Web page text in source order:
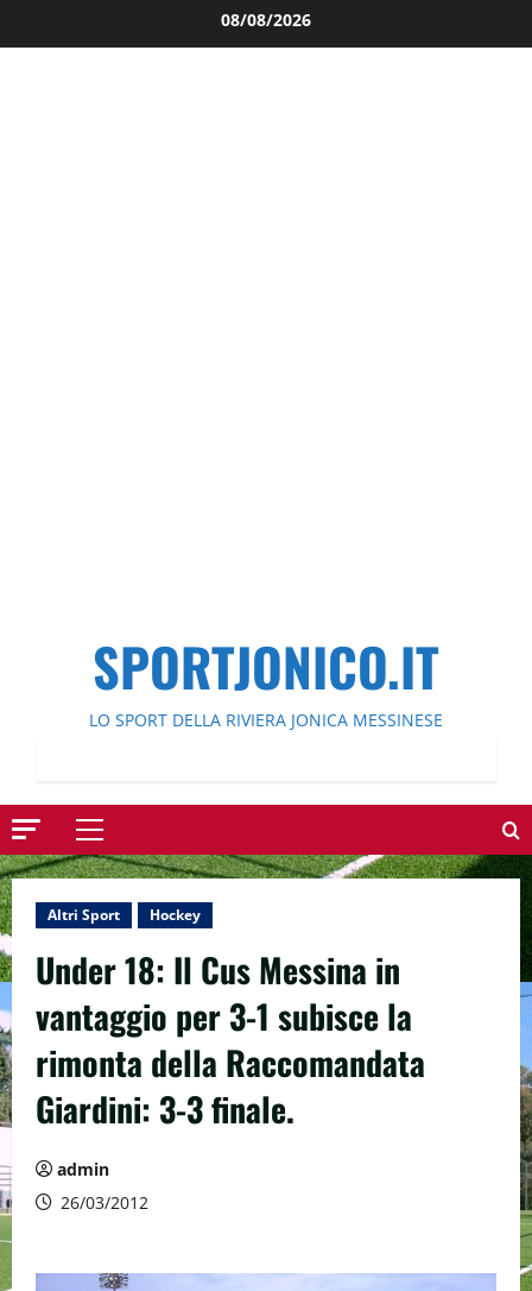
al
08/08/2026
SPORTJONICO.IT
LO SPORT DELLA RIVIERA JONICA MESSINESE
Menu
principale
Altri Sport Hockey
Under 18: Il Cus Messina in
vantaggio per 3-1 subisce la
rimonta della Raccomandata
Giardini: 3-3 finale.
admin
26/03/2012